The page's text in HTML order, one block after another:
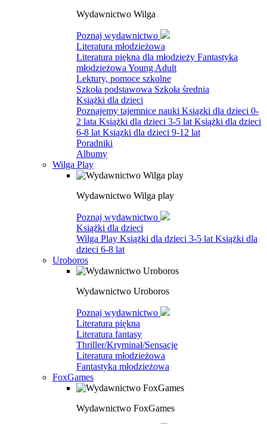
Wydawnictwo Wilga
Poznaj wydawnictwo
Literatura młodzieżowa
Literatura piękna dla młodzieży Fantastyka
młodzieżowa Young Adult
Lektury, pomoce szkolne
Szkoła podstawowa Szkoła średnia
Książki dla dzieci
Poznajemy tajemnice nauki Ksiązki dla dzieci 0-
2 lata Książki dla dzieci 3-5 lat Książki dla dzieci
6-8 lat Ksiązki dla dzieci 9-12 lat
Poradniki
Albumy
Wilga Play
Wydawnictwo Wilga play
Poznaj wydawnictwo
Książki dla dzieci
Wilga Play Książki dla dzieci 3-5 lat Książki dla
dzieci 6-8 lat
Uroboros
Wydawnictwo Uroboros
Poznaj wydawnictwo
Literatura piękna
Literatura fantasy
Thriller/Kryminał/Sensacje
Literatura młodzieżowa
Fantastyka młodzieżowa
FoxGames
Wydawnictwo FoxGames